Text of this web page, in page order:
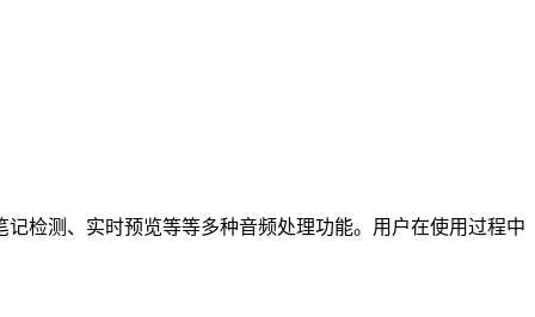
检测、实时预览等等多种音频处理功能。用户在使用过程中